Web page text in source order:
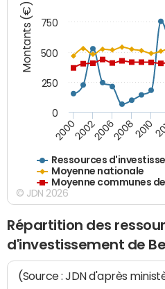
Montants (€)
Ressources
Moyenne nationale
Moyenne communes
20002002200620082010
0
250
500
750
© JDN 2026
Répartition des
d'investissement de
(Source : JDN d'après